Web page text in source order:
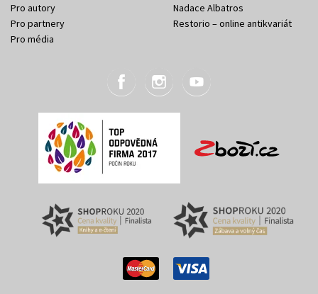
Pro autory
Pro partnery
Pro média
Nadace Albatros
Restorio – online antikvariát